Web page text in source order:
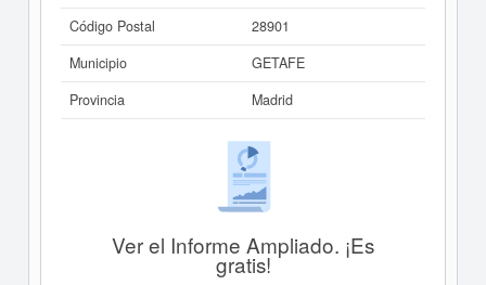
Código Postal
28901
Municipio
GETAFE
Provincia
Madrid
Ver el Informe Ampliado. ¡Es
gratis!